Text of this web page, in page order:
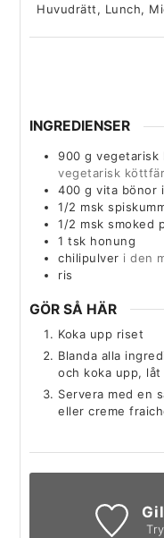
Huvudrätt, Lunch,
INGREDIENSER
900 g vegetarisk
vegetarisk
400 g vita bönor
1/2 msk
1/2 msk smoked
1 tsk honung
chilipulver i den
ris
GÖR SÅ HÄR
Koka upp riset
Blanda alla
och koka upp,
Servera med en
eller creme